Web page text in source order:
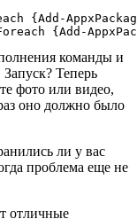
{Add-
команды и
Теперь
фото или видео,
оно должно было
ли у вас
проблема еще не
отличные